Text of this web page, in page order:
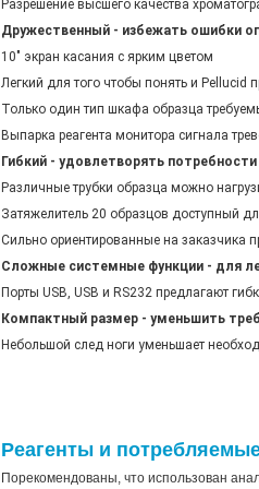
Разрешение высшего качества
Дружественный - избежать ошибки
10" экран касания с ярким цветом
Легкий для того чтобы понять и Pellucid
Только один тип шкафа образца
Выпарка реагента монитора сигнала
Гибкий - удовлетворять
Различные трубки образца можно
Затяжелитель 20 образцов доступный
Сильно ориентированные на заказчика
Сложные системные функции - для
Порты USB, USB и RS232 предлагают
Компактный размер - уменьшить
Небольшой след ноги уменьшает
Реагенты и
Порекомендованы, что использован